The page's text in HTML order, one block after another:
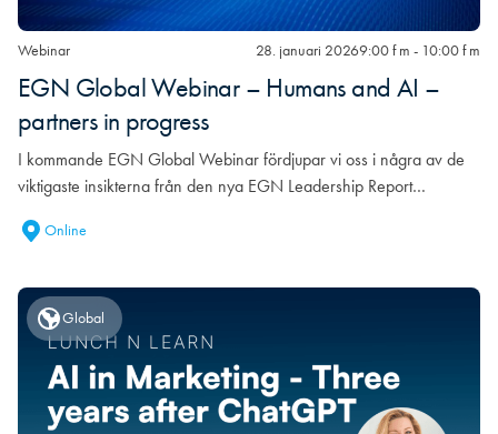
Webinar 28. januari 20269:00 f m - 10:00 f m
EGN Global Webinar – Humans and AI –
partners in progress
I kommande EGN Global Webinar fördjupar vi oss i några av de
viktigaste insikterna från den nya EGN Leadership Report…
Online
Global